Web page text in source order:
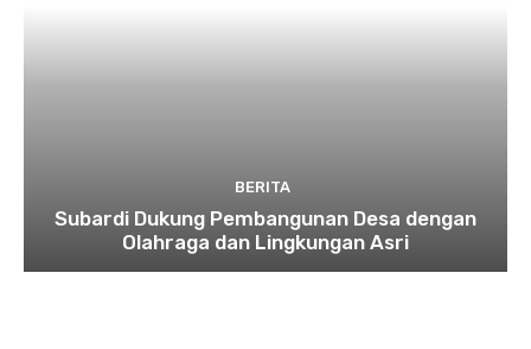
BERITA
Subardi Dukung Pembangunan Desa dengan
Olahraga dan Lingkungan Asri